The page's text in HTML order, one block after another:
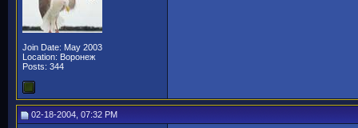
Join Date: May 2003
Location: Воронеж
Posts: 344
02-18-2004, 07:32 PM